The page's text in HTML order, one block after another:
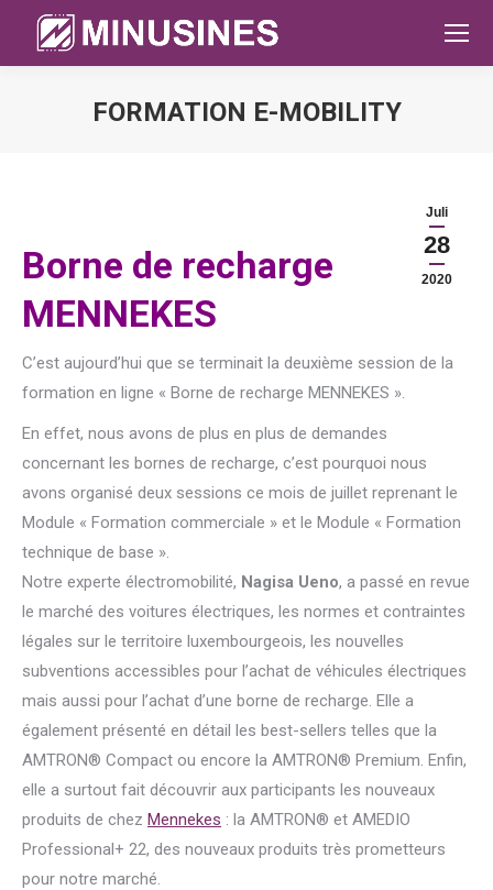
FORMATION E-MOBILITY
Juli
28
2020
Borne de recharge
MENNEKES
C’est aujourd’hui que se terminait la deuxième session de la
formation en ligne « Borne de recharge MENNEKES ».
En effet, nous avons de plus en plus de demandes
concernant les bornes de recharge, c’est pourquoi nous
avons organisé deux sessions ce mois de juillet reprenant le
Module « Formation commerciale » et le Module « Formation
technique de base ».
Notre experte électromobilité, Nagisa Ueno, a passé en revue
le marché des voitures électriques, les normes et contraintes
légales sur le territoire luxembourgeois, les nouvelles
subventions accessibles pour l’achat de véhicules électriques
mais aussi pour l’achat d’une borne de recharge. Elle a
également présenté en détail les best-sellers telles que la
AMTRON® Compact ou encore la AMTRON® Premium. Enfin,
elle a surtout fait découvrir aux participants les nouveaux
produits de chez Mennekes : la AMTRON® et AMEDIO
Professional+ 22, des nouveaux produits très prometteurs
pour notre marché.